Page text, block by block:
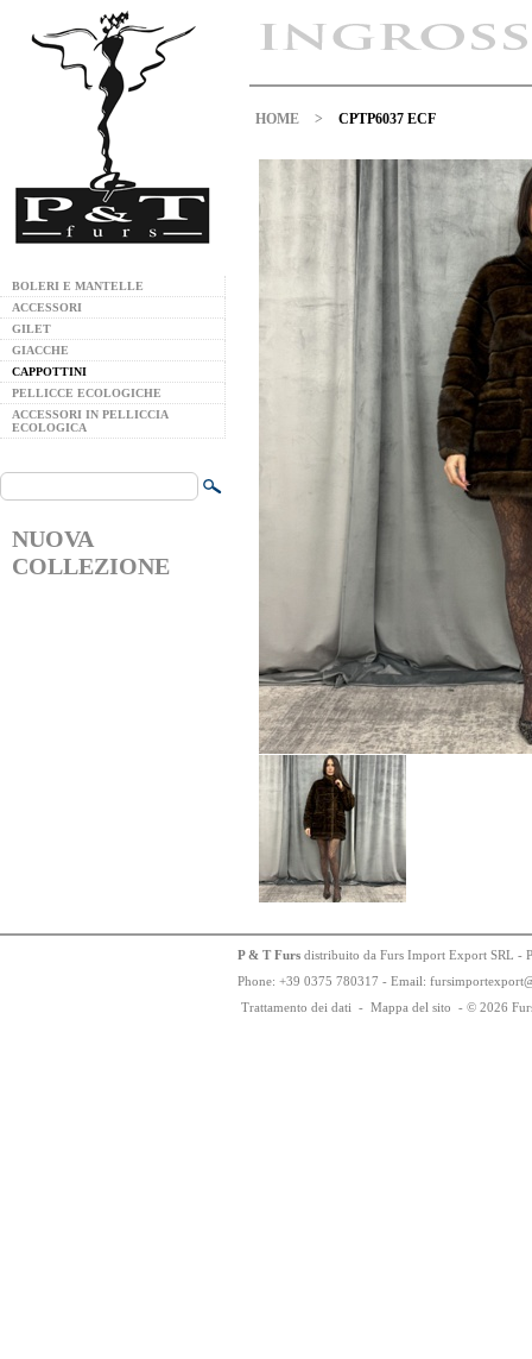
BOLERI E MANTELLE
ACCESSORI
GILET
GIACCHE
CAPPOTTINI
PELLICCE ECOLOGICHE
ACCESSORI IN PELLICCIA
ECOLOGICA
NUOVA
COLLEZIONE
HOME > CPTP6037 ECF
P & T Furs distribuito da Furs Import Export SRL -
Phone: +39 0375 780317 - Email: fursimportexport
Trattamento dei dati - Mappa del sito - © 2026